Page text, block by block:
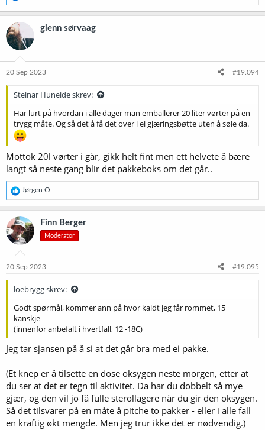
e
a
j
o
e
glenn sørvaag
20 Sep 2023 #19.094
Steinar Huneide skrev:
Har lurt på hvordan i alle dager man emballerer 20 liter vørter på en
trygg måte. Og så det å få det over i ei gjæringsbøtte uten å søle da.
Mottok 20l vørter i går, gikk helt fint men ett helvete å bære
langt så neste gang blir det pakkeboks om det går..
R
e
a
k
s
j
o
e
Jørgen O
Finn Berger
Moderator
20 Sep 2023 #19.095
loebrygg skrev:
Godt spørmål, kommer ann på hvor kaldt jeg får rommet, 15
kanskje
(innenfor anbefalt i hvertfall, 12 -18C)
Jeg tar sjansen på å si at det går bra med ei pakke.
(Et knep er å tilsette en dose oksygen neste morgen, etter at
du ser at det er tegn til aktivitet. Da har du dobbelt så mye
gjær, og den vil jo få fulle sterollagere når du gir den oksygen.
Så det tilsvarer på en måte å pitche to pakker - eller i alle fall
en kraftig økt mengde. Men jeg trur ikke det er nødvendig.)